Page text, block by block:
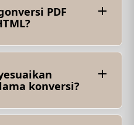
PDF
Oleh karena itu,
konversi?
selama konversi.